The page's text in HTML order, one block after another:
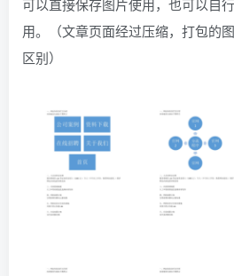
可以直接保存图片使用，也可以自
用。（文章页面经过压缩，打包的
区别）
QQ登录
百度登录
使用社交账号登录即表示同意